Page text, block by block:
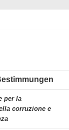
per la
corruzione e